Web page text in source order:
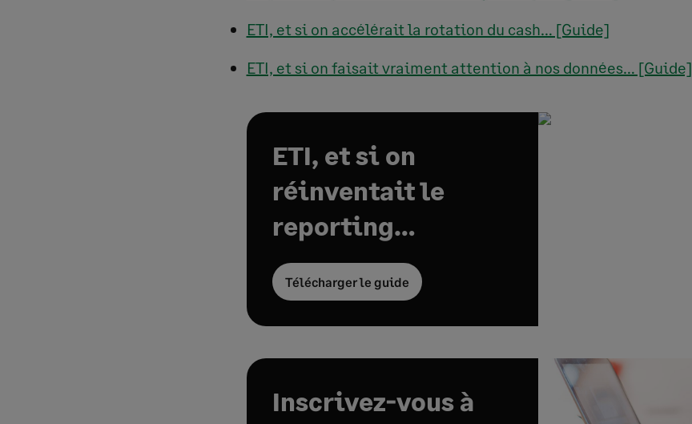
ETI, et si on accélérait la rotation du cash… [Guide]
ETI, et si on faisait vraiment attention à nos données… [Guide]
ETI, et si on
réinventait le
reporting…
Télécharger le guide
Inscrivez-vous à